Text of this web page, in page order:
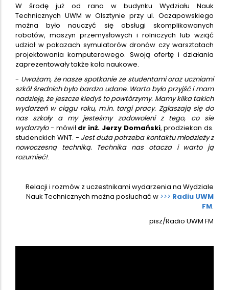
W środę już od rana w budynku Wydziału Nauk
Technicznych UWM w Olsztynie przy ul. Oczapowskiego
można było nauczyć się obsługi skomplikowanych
robotów, maszyn przemysłowych i rolniczych lub wziąć
udział w pokazach symulatorów dronów czy warsztatach
projektowania komputerowego. Swoją ofertę i działania
zaprezentowały także koła naukowe.
- Uważam, że nasze spotkanie ze studentami oraz uczniami
szkół średnich było bardzo udane. Warto było przyjść i mam
nadzieję, że jeszcze kiedyś to powtórzymy. Mamy kilka takich
wydarzeń w ciągu roku, m.in. targi pracy. Zgłaszają się do
nas szkoły a my jesteśmy zadowoleni z tego, co sie
wydarzyło- mówiłdr inż. Jerzy Domański, prodziekan ds.
studenckich WNT. - Jest duża potrzeba kontaktu młodzieży z
nowoczesną techniką. Technika nas otacza i warto ją
rozumieć!.
Relacji i rozmów z uczestnikami wydarzenia na Wydziale
Nauk Technicznych można posłuchać w >>> Radiu UWM
FM.
pisz/Radio UWM FM